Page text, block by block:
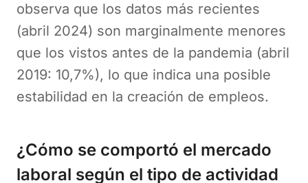
observa que los datos más recientes
(abril 2024) son marginalmente menores
que los vistos antes de la pandemia (abril
2019: 10,7%), lo que indica una posible
estabilidad en la creación de empleos.
¿Cómo se comportó el mercado
laboral según el tipo de actividad